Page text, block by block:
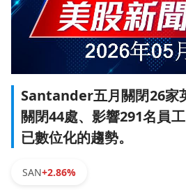
Santander五月關閉26家
關閉44處、影響291名員
已數位化的趨勢。
SAN+2.86%